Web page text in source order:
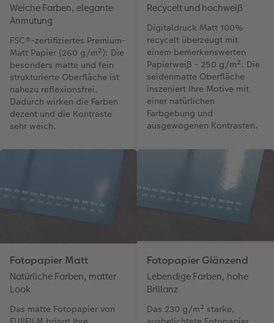
Weiche Farben, elegante
Anmutung
FSC®-zertifiziertes Premium-
Matt Papier (260 g/m²): Die
besonders matte und fein
strukturierte Oberfläche ist
nahezu reflexionsfrei.
Dadurch wirken die Farben
dezent und die Kontraste
sehr weich.
Recycelt und hochweiß
Digitaldruck Matt 100%
recycelt überzeugt mit
einem bemerkenswerten
Papierweiß - 250 g/m². Die
seidenmatte Oberfläche
inszeniert Ihre Motive mit
einer natürlichen
Farbgebung und
ausgewogenen Kontrasten.
Fotopapier Matt
Natürliche Farben, matter
Look
Das matte Fotopapier von
Fotopapier Glänzend
Lebendige Farben, hohe
Brillanz
Das 230 g/m² starke,